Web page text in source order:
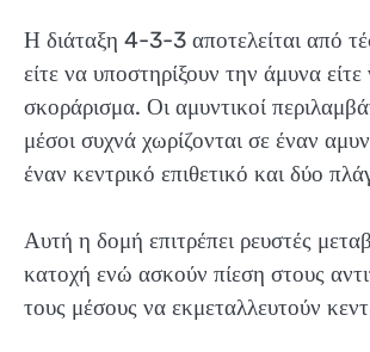
Η διάταξη 4-3-3 αποτελείται από
είτε να υποστηρίξουν την άμυνα
σκοράρισμα. Οι αμυντικοί
μέσοι συχνά χωρίζονται σε έναν
έναν κεντρικό επιθετικό και δύο
Αυτή η δομή επιτρέπει ρευστές
κατοχή ενώ ασκούν πίεση στους
τους μέσους να εκμεταλλευτούν